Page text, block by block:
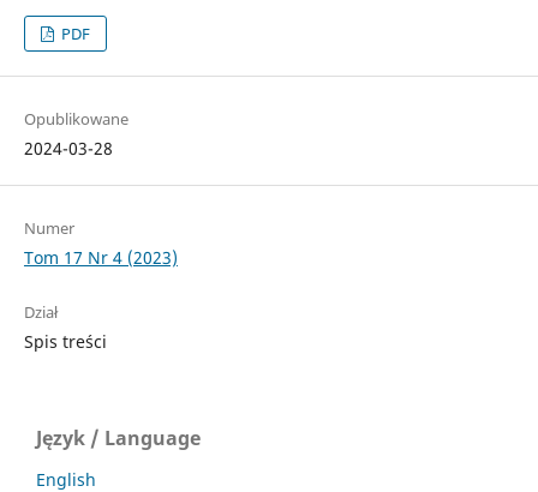
PDF
Opublikowane
2024-03-28
Numer
Tom 17 Nr 4 (2023)
Dział
Spis treści
Język / Language
English